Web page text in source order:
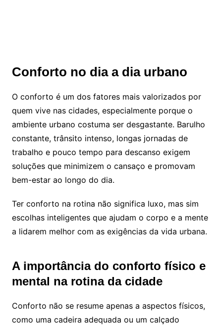
Conforto no dia a dia urbano
O conforto é um dos fatores mais valorizados por
quem vive nas cidades, especialmente porque o
ambiente urbano costuma ser desgastante. Barulho
constante, trânsito intenso, longas jornadas de
trabalho e pouco tempo para descanso exigem
soluções que minimizem o cansaço e promovam
bem-estar ao longo do dia.
Ter conforto na rotina não significa luxo, mas sim
escolhas inteligentes que ajudam o corpo e a mente
a lidarem melhor com as exigências da vida urbana.
A importância do conforto físico e
mental na rotina da cidade
Conforto não se resume apenas a aspectos físicos,
como uma cadeira adequada ou um calçado